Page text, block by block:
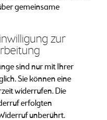
gemeinsame
zur
sind nur mit Ihrer
Sie können eine
widerrufen. Die
erfolgten
unberührt.